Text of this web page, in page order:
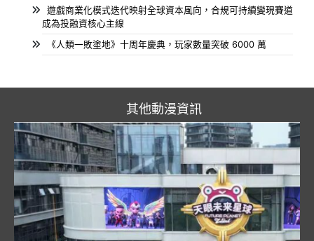
遊戲商業化模式迭代映射全球資本風向，合規可持續變現賽道
成為投融資核心主線
《人類一敗塗地》十周年慶典，玩家數量突破 6000 萬
其他動漫資訊